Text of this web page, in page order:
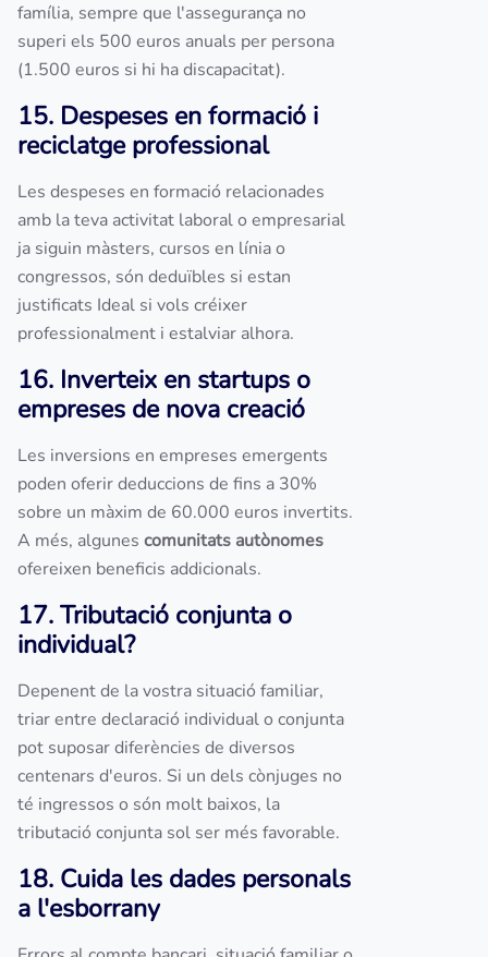
família, sempre que l'assegurança no
superi els 500 euros anuals per persona
(1.500 euros si hi ha discapacitat).
15. Despeses en formació i
reciclatge professional
Les despeses en formació relacionades
amb la teva activitat laboral o empresarial
ja siguin màsters, cursos en línia o
congressos, són deduïbles si estan
justificats Ideal si vols créixer
professionalment i estalviar alhora.
16. Inverteix en startups o
empreses de nova creació
Les inversions en empreses emergents
poden oferir deduccions de fins a 30%
sobre un màxim de 60.000 euros invertits.
A més, algunes comunitats autònomes
ofereixen beneficis addicionals.
17. Tributació conjunta o
individual?
Depenent de la vostra situació familiar,
triar entre declaració individual o conjunta
pot suposar diferències de diversos
centenars d'euros. Si un dels cònjuges no
té ingressos o són molt baixos, la
tributació conjunta sol ser més favorable.
18. Cuida les dades personals
a l'esborrany